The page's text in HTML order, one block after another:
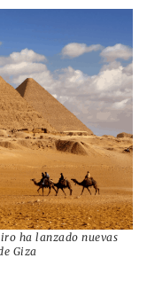
ha lanzado nuevas
Giza